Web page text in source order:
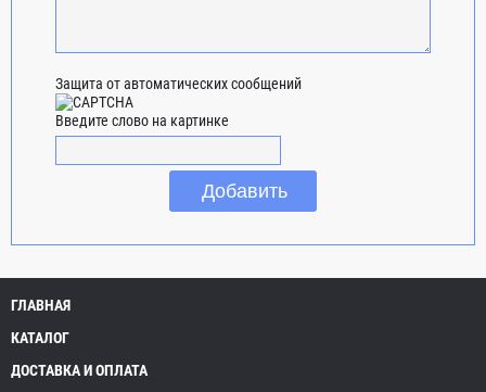
Защита от автоматических сообщений
Введите слово на картинке
ГЛАВНАЯ
КАТАЛОГ
ДОСТАВКА И ОПЛАТА